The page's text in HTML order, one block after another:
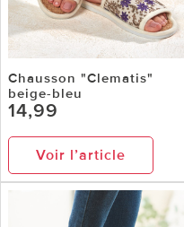
Chausson "Clematis"
beige-bleu
14,99
Voir l’article